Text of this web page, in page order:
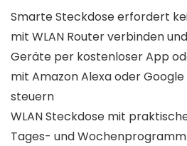
Smarte Steckdose erfordert
mit WLAN Router verbinden
Geräte per kostenloser App
mit Amazon Alexa oder
steuern
WLAN Steckdose mit
Tages- und